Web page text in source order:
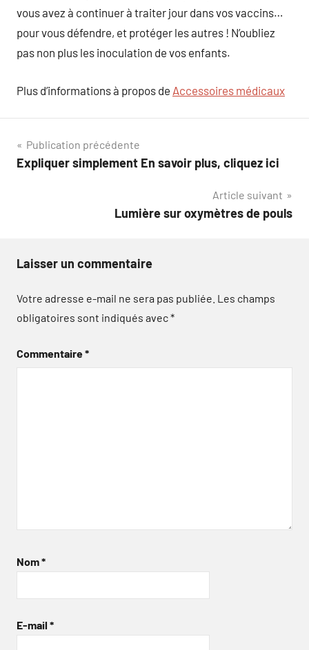
vous avez à continuer à traiter jour dans vos vaccins…
pour vous défendre, et protéger les autres ! N’oubliez
pas non plus les inoculation de vos enfants.
Plus d’informations à propos de Accessoires médicaux
Navigation
de
Publication précédente
Expliquer simplement En savoir plus, cliquez ici
Article suivant
Lumière sur oxymètres de pouls
Laisser un commentaire
Votre adresse e-mail ne sera pas publiée. Les champs
obligatoires sont indiqués avec*
Commentaire*
Nom*
E-mail *